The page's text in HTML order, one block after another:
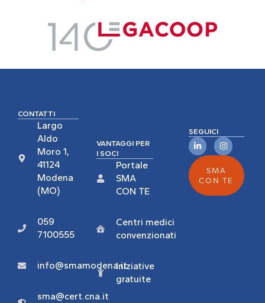
CONTATTI
Largo
Aldo
Moro 1,
41124
Modena
(MO)
059
7100555
info@smamodena.it
sma@cert.cna.it
VANTAGGI PER
I SOCI
Portale
SMA
CON TE
Centri medici
convenzionati
Iniziative
gratuite
SEGUICI
SMA
CON TE